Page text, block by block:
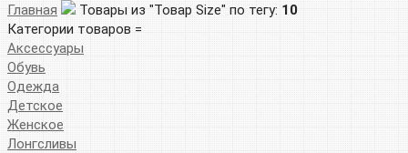
Главная Товары из "Товар Size" по тегу: 10
Категории товаров =
Аксессуары
Обувь
Одежда
Детское
Женское
Лонгсливы